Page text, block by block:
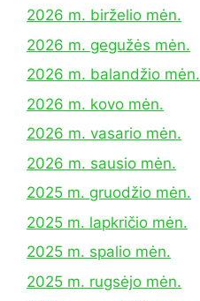
2026 m. birželio mėn.
2026 m. gegužės mėn.
2026 m. balandžio mėn.
2026 m. kovo mėn.
2026 m. vasario mėn.
2026 m. sausio mėn.
2025 m. gruodžio mėn.
2025 m. lapkričio mėn.
2025 m. spalio mėn.
2025 m. rugsėjo mėn.